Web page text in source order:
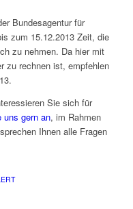
Bundesagentur für
zum 15.12.2013 Zeit, die
zu nehmen. Da hier mit
zu rechnen ist, empfehlen
Sie sich für
uns gern an, im Rahmen
Ihnen alle Fragen